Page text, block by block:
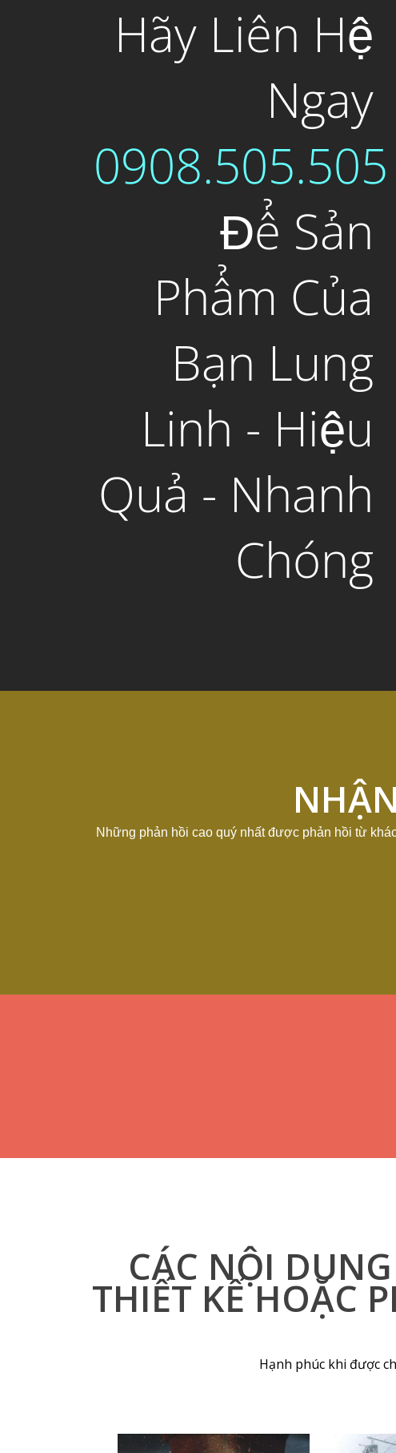
Hãy Liên Hệ
Ngay
0908.505.505
Để Sản
Phẩm Của
Bạn Lung
Linh - Hiệu
Quả - Nhanh
Chóng
Những phản hồi cao quý nhất được phản hồi từ
CÁC NỘI
THIẾT KẾ HOẶC
Hạnh phúc khi được